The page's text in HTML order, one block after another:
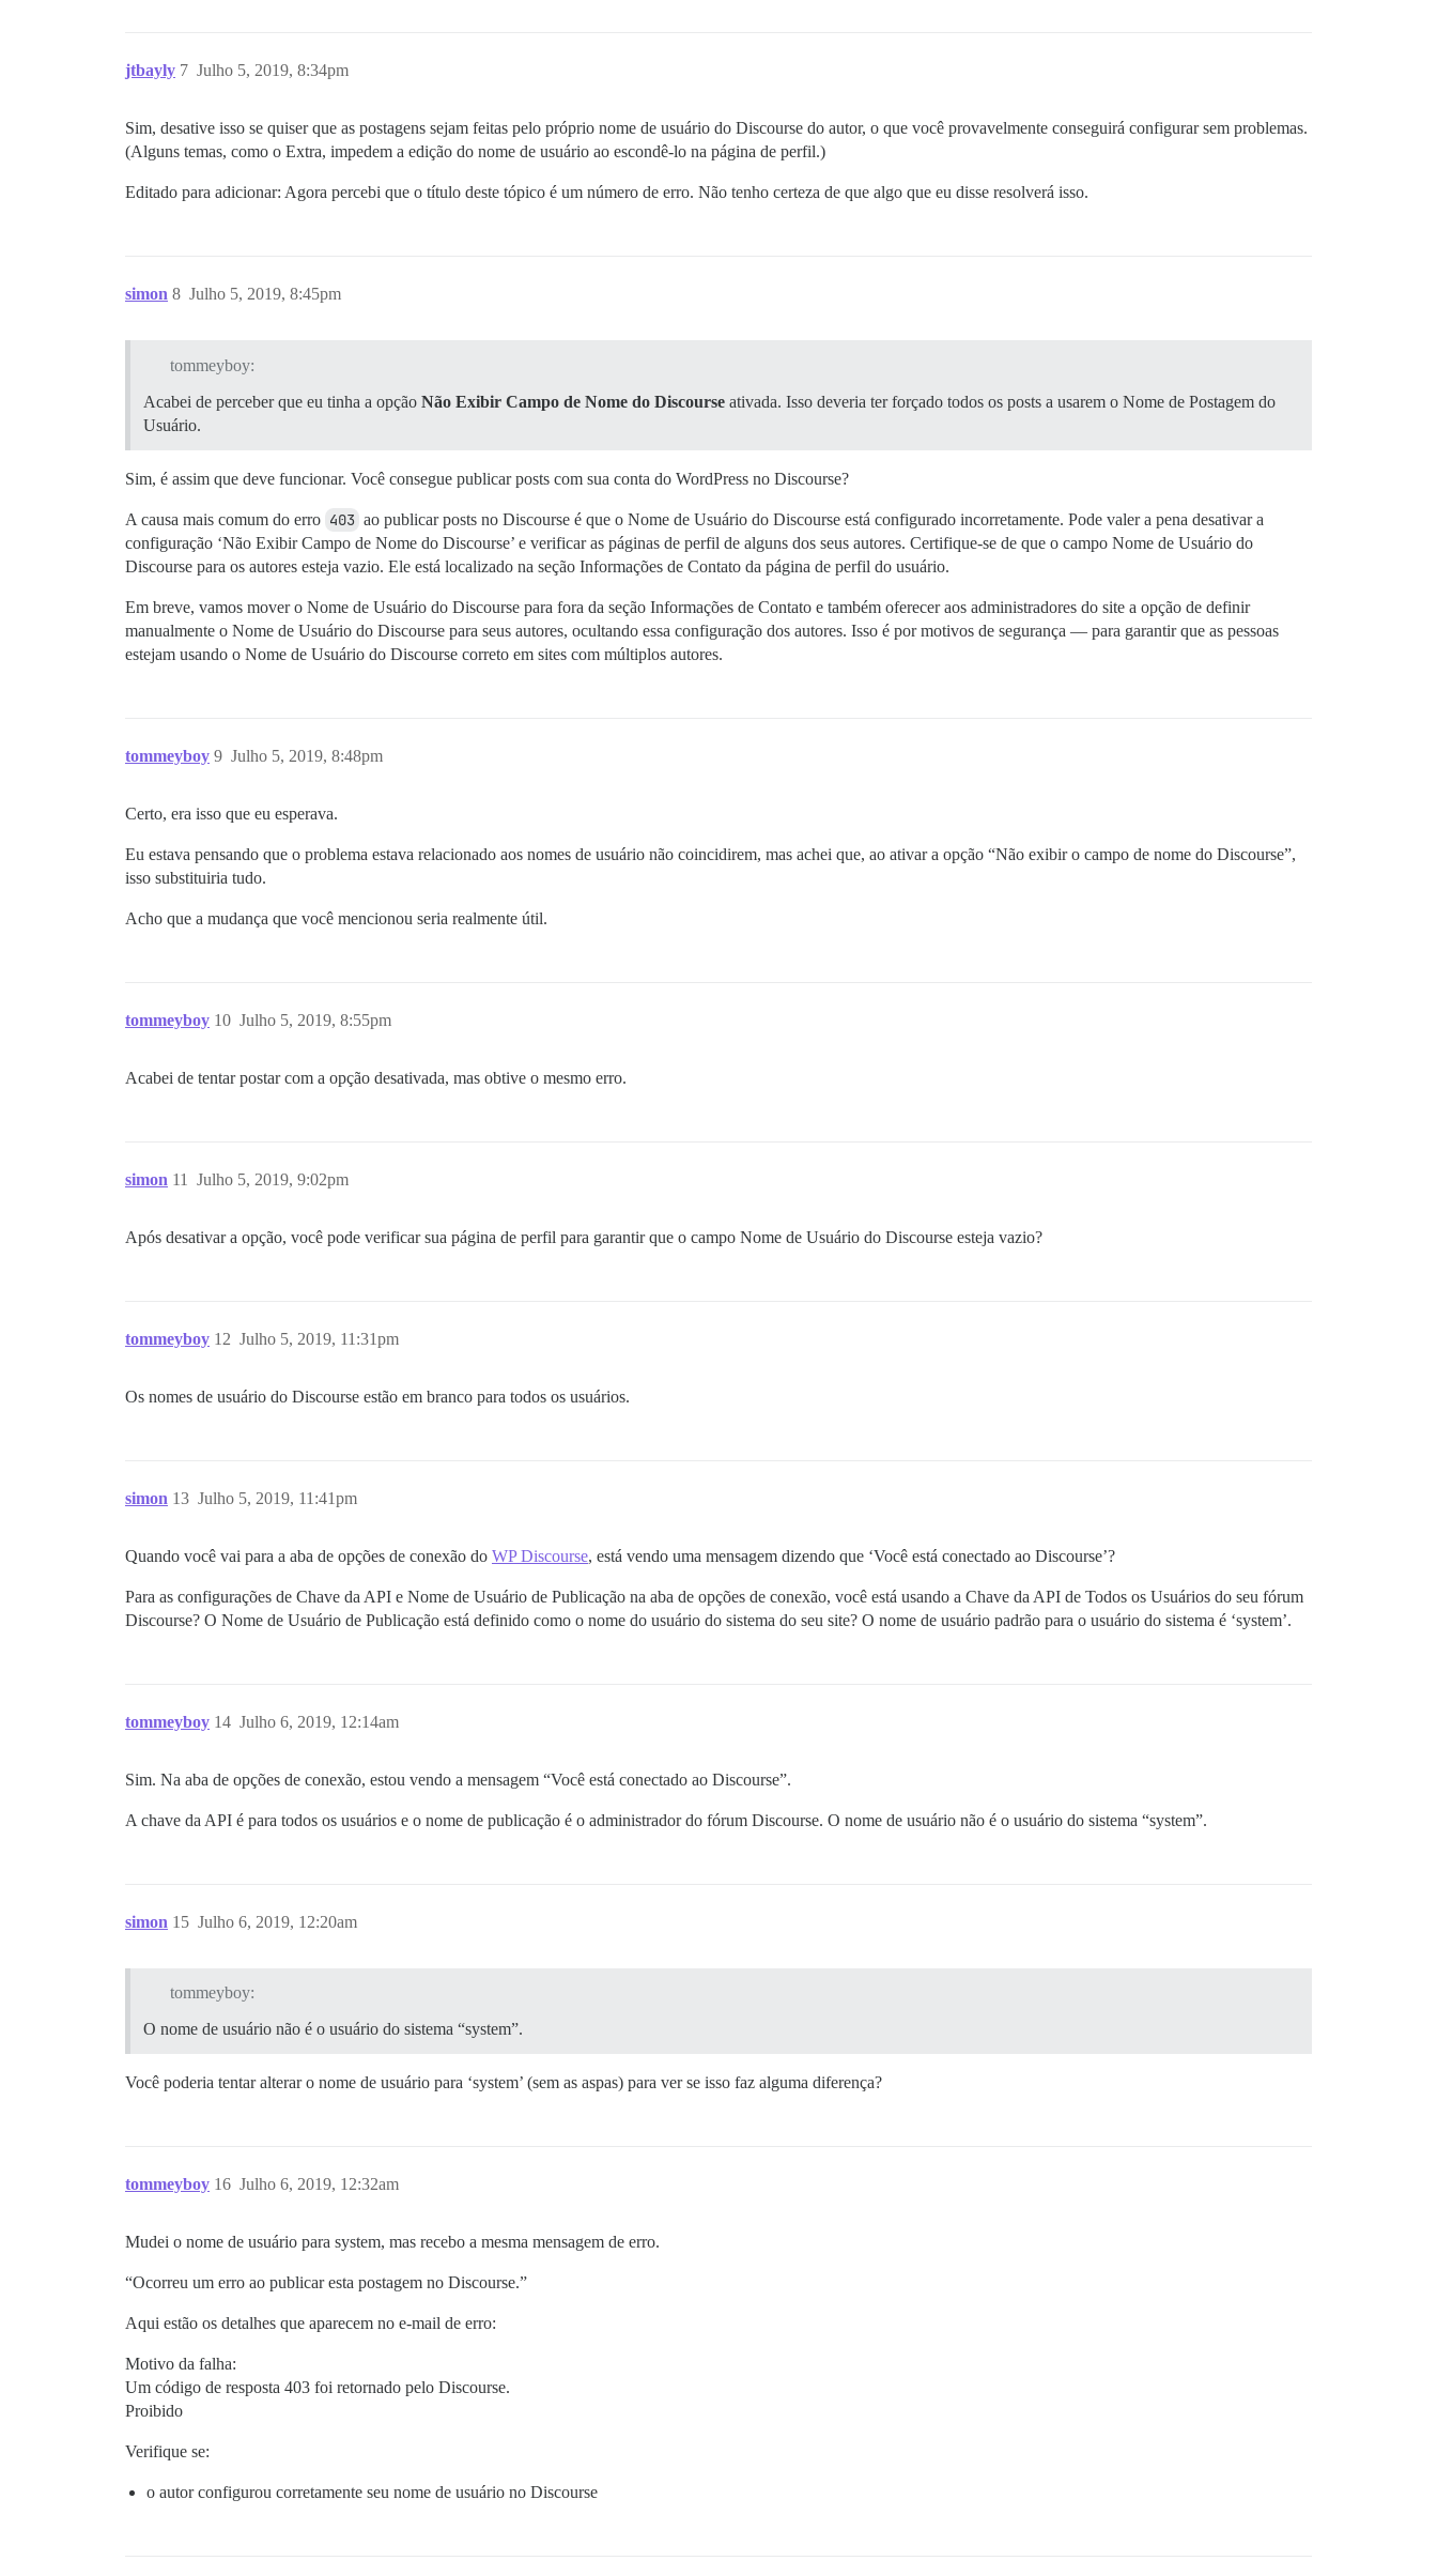
jtbayly Julho 5, 2019, 8:34pm
7
Sim, desative isso se quiser que as postagens sejam feitas pelo próprio nome de usuário do Discourse do autor, o que você provavelmente conseguirá configurar sem problemas.
(Alguns temas, como o Extra, impedem a edição do nome de usuário ao escondê-lo na página de perfil.)
Editado para adicionar: Agora percebi que o título deste tópico é um número de erro. Não tenho certeza de que algo que eu disse resolverá isso.
simon Julho 5, 2019, 8:45pm
8
tommeyboy:
Acabei de perceber que eu tinha a opção Não Exibir Campo de Nome do Discourse ativada. Isso deveria ter forçado todos os posts a usarem o Nome de Postagem do
Usuário.
Sim, é assim que deve funcionar. Você consegue publicar posts com sua conta do WordPress no Discourse?
A causa mais comum do erro 403 ao publicar posts no Discourse é que o Nome de Usuário do Discourse está configurado incorretamente. Pode valer a pena desativar a
configuração ‘Não Exibir Campo de Nome do Discourse’ e verificar as páginas de perfil de alguns dos seus autores. Certifique-se de que o campo Nome de Usuário do
Discourse para os autores esteja vazio. Ele está localizado na seção Informações de Contato da página de perfil do usuário.
Em breve, vamos mover o Nome de Usuário do Discourse para fora da seção Informações de Contato e também oferecer aos administradores do site a opção de definir
manualmente o Nome de Usuário do Discourse para seus autores, ocultando essa configuração dos autores. Isso é por motivos de segurança — para garantir que as pessoas
estejam usando o Nome de Usuário do Discourse correto em sites com múltiplos autores.
tommeyboy Julho 5, 2019, 8:48pm
9
Certo, era isso que eu esperava.
Eu estava pensando que o problema estava relacionado aos nomes de usuário não coincidirem, mas achei que, ao ativar a opção “Não exibir o campo de nome do Discourse”,
isso substituiria tudo.
Acho que a mudança que você mencionou seria realmente útil.
tommeyboy Julho 5, 2019, 8:55pm
10
Acabei de tentar postar com a opção desativada, mas obtive o mesmo erro.
simon Julho 5, 2019, 9:02pm
11
Após desativar a opção, você pode verificar sua página de perfil para garantir que o campo Nome de Usuário do Discourse esteja vazio?
tommeyboy Julho 5, 2019, 11:31pm
12
Os nomes de usuário do Discourse estão em branco para todos os usuários.
simon Julho 5, 2019, 11:41pm
13
Quando você vai para a aba de opções de conexão do WP Discourse, está vendo uma mensagem dizendo que ‘Você está conectado ao Discourse’?
Para as configurações de Chave da API e Nome de Usuário de Publicação na aba de opções de conexão, você está usando a Chave da API de Todos os Usuários do seu fórum
Discourse? O Nome de Usuário de Publicação está definido como o nome do usuário do sistema do seu site? O nome de usuário padrão para o usuário do sistema é ‘system’.
tommeyboy Julho 6, 2019, 12:14am
14
Sim. Na aba de opções de conexão, estou vendo a mensagem “Você está conectado ao Discourse”.
A chave da API é para todos os usuários e o nome de publicação é o administrador do fórum Discourse. O nome de usuário não é o usuário do sistema “system”.
simon Julho 6, 2019, 12:20am
15
tommeyboy:
O nome de usuário não é o usuário do sistema “system”.
Você poderia tentar alterar o nome de usuário para ‘system’ (sem as aspas) para ver se isso faz alguma diferença?
tommeyboy Julho 6, 2019, 12:32am
16
Mudei o nome de usuário para system, mas recebo a mesma mensagem de erro.
“Ocorreu um erro ao publicar esta postagem no Discourse.”
Aqui estão os detalhes que aparecem no e-mail de erro:
Motivo da falha:
Um código de resposta 403 foi retornado pelo Discourse.
Proibido
Verifique se:
o autor configurou corretamente seu nome de usuário no Discourse